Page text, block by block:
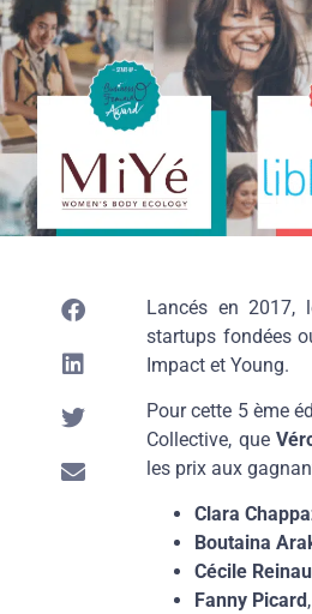
Lancés en 2017,
startups fondées
Impact et Young.
Pour cette 5 ème
Collective, que
les prix aux
Clara
Boutaina
Cécile
Fanny Picard